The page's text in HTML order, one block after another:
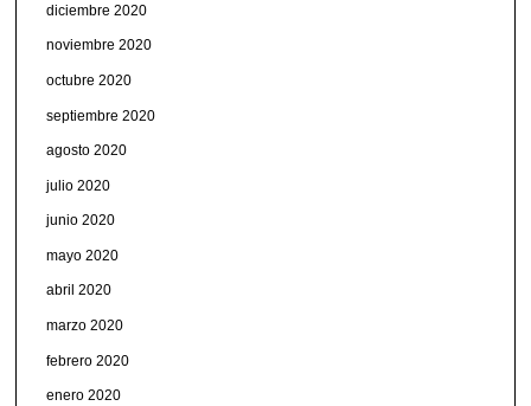
diciembre 2020
noviembre 2020
octubre 2020
septiembre 2020
agosto 2020
julio 2020
junio 2020
mayo 2020
abril 2020
marzo 2020
febrero 2020
enero 2020